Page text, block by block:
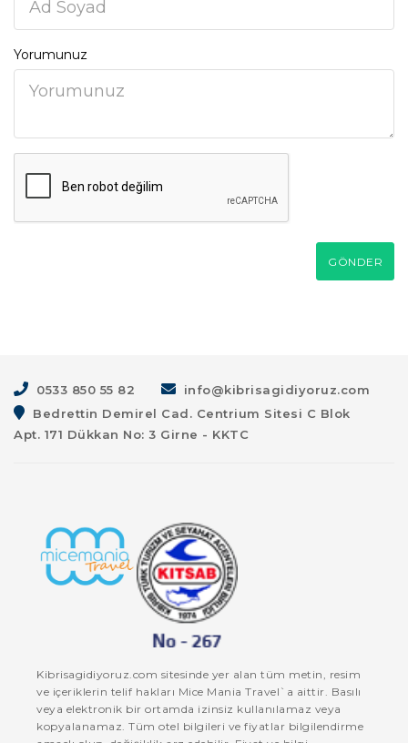
Yorumunuz
GÖNDER
0533 850 55 82
info@kibrisagidiyoruz.com
Bedrettin Demirel Cad. Centrium Sitesi C Blok
Apt. 171 Dükkan No: 3 Girne - KKTC
Kibrisagidiyoruz.com sitesinde yer alan tüm metin, resim
ve içeriklerin telif hakları Mice Mania Travel`a aittir. Basılı
veya elektronik bir ortamda izinsiz kullanılamaz veya
kopyalanamaz. Tüm otel bilgileri ve fiyatlar bilgilendirme